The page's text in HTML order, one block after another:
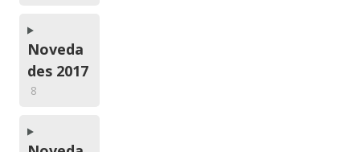
Noveda
des 2017
8